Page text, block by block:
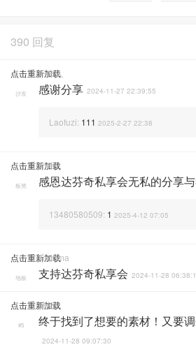
390 回复
点击重新加载
一车人
沙发 感谢分享 2024-11-27 22:39:55
Laofuzi: 111 2025-2-27 22:38
点击重新加载
小明
板凳 感恩达芬奇私享会无私的分享
13480580509: 1 2025-4-12 07:05
点击重新加载
Toddma
地板 支持达芬奇私享会 2024-11-28
点击重新加载
楠栀
#5 终于找到了想要的素材！又要
2024-11-28 09:07:30